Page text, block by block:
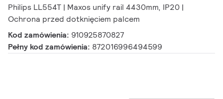
Philips LL554T | Maxos unify rail 4430mm, IP20 |
Ochrona przed dotknięciem palcem
Kod zamówienia: 910925870827
Pełny kod zamówienia: 872016996494599